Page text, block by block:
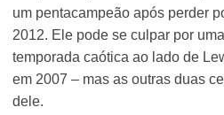
um pentacampeão após perder
2012. Ele pode se culpar por
temporada caótica ao lado de
em 2007 – mas as outras duas
dele.